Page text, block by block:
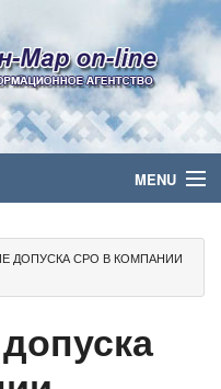
MENU
ДОПУСКА СРО В КОМПАНИИ